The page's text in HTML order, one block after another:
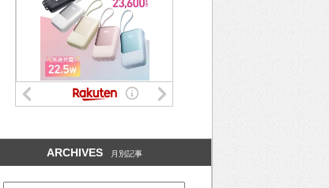
ARCHIVES 月別記事